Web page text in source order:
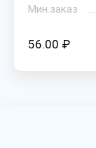
Мин.заказ
56.00 ₽